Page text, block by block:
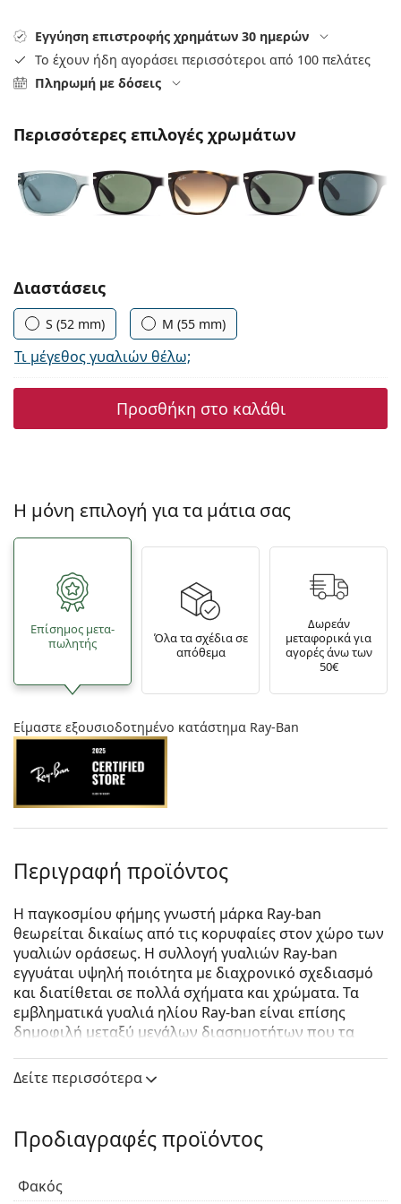
Prada
Όλες οι μάρκες
Εγγύηση επιστροφής χρημάτων 30 ημερών
Το έχουν ήδη αγοράσει περισσότεροι από 100 πελάτες
Πληρωμή με δόσεις
Περισσότερες επιλογές χρωμάτων
Συμπληρώστε τις παράμετρους
Διαστάσεις
S (52 mm) M (55 mm)
Τι μέγεθος γυαλιών θέλω;
Προσθήκη στο καλάθι
Η μόνη επιλογή για τα μάτια σας
Επίσημος μετα­
πωλητής
Όλα τα σχέδια σε
απόθεμα
Δωρεάν
μεταφορικά για
αγορές άνω των
50€
Είμαστε εξουσιοδοτημένο κατάστημα Ray-Ban
Περιγραφή προϊόντος
Η παγκοσμίου φήμης γνωστή μάρκα Ray-ban
θεωρείται δικαίως από τις κορυφαίες στον χώρο των
γυαλιών οράσεως. Η συλλογή γυαλιών Ray-ban
εγγυάται υψηλή ποιότητα με διαχρονικό σχεδιασμό
και διατίθεται σε πολλά σχήματα και χρώματα. Τα
εμβληματικά γυαλιά ηλίου Ray-ban είναι επίσης
δημοφιλή μεταξύ μεγάλων διασημοτήτων που τα
Ray-Ban New Wayfarer RB2132 64503R
Δείτε πώς φαίνονται πάνω σας αυτά τα γυαλιά ηλίου
με τη λειτουργία του Εικονικού καθρέφτη του
Σκελετός γυαλιών ηλίου
Δείτε περισσότερα
Προδιαγραφές προϊόντος
Φακός